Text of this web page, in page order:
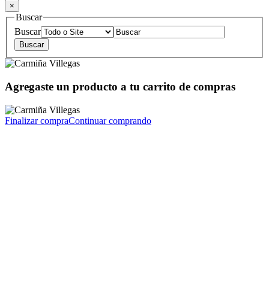
×
Buscar
Buscar
Agregaste un producto a tu carrito de compras
Finalizar compraContinuar comprando